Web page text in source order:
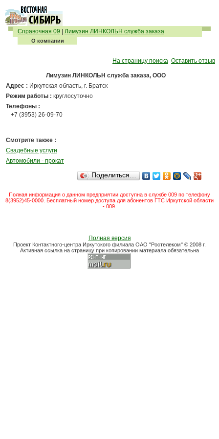
Справочная 09 Лимузин ЛИНКОЛЬН служба заказа
О компании
На страницу поиска Оставить отзыв
Лимузин ЛИНКОЛЬН служба заказа, ООО
Адрес : Иркутская область, г. Братск
Режим работы : круглосуточно
Телефоны :
+7 (3953) 26-09-70
Смотрите также :
Свадебные услуги
Автомобили - прокат
Поделиться…
Полная информация о данном предприятии доступна в службе 009 по телефону
8(3952)45-0000. Бесплатный номер доступа для абонентов ГТС Иркутской области
- 009.
Полная версия
Проект Контактного-центра Иркутского филиала ОАО "Ростелеком" © 2008 г.
Активная ссылка на страницу при копировании материала обязательна